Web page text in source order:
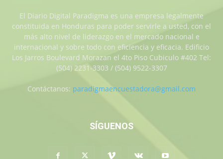
El Diario Digital Paradigma es una empresa legalmente
constituida en Honduras para poder servirle a usted, con el
más alto nivel de liderazgo en el mercado nacional e
internacional y sobre todo con eficiencia y eficacia. Edificio
Los Jarros Boulevard Morazan el 4to Piso Cubiculo #402 Tel:
(504) 2231-3303 / (504) 9522-3307
Contáctanos: paradigmaencuestadora@gmail.com
SÍGUENOS